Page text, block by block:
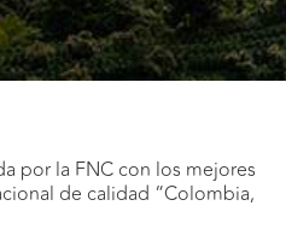
por la FNC con los mejores
de calidad “Colombia,